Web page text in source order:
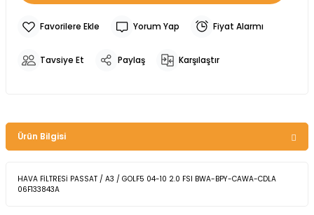
Yorum Yap Fiyat Alarmı
Tavsiye Et Paylaş Karşılaştır
Ürün Bilgisi
HAVA FİLTRESİ PASSAT / A3 / GOLF5 04-10 2.0 FSI BWA-BPY-CAWA-CDLA
06F133843A